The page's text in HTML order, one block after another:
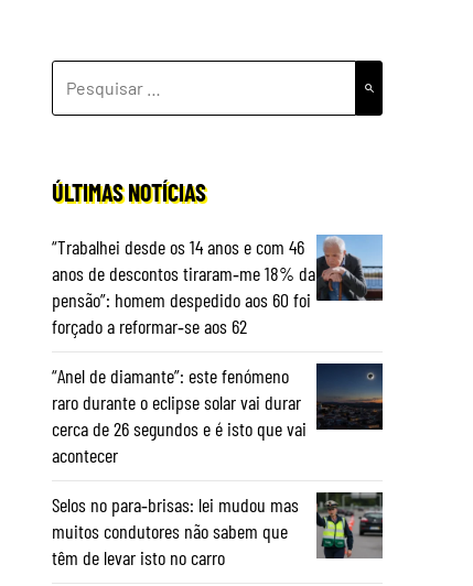
POR:
ÚLTIMAS NOTÍCIAS
“Trabalhei desde os 14 anos e com 46
anos de descontos tiraram‑me 18% da
pensão”: homem despedido aos 60 foi
forçado a reformar‑se aos 62
“Anel de diamante”: este fenómeno
raro durante o eclipse solar vai durar
cerca de 26 segundos e é isto que vai
acontecer
Selos no para‑brisas: lei mudou mas
muitos condutores não sabem que
têm de levar isto no carro